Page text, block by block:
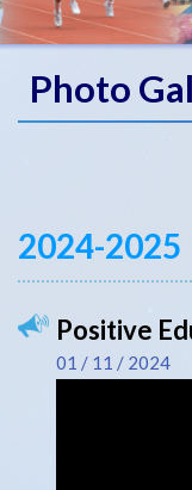
Photo
2024-2025
Positive
01 / 11 / 2024